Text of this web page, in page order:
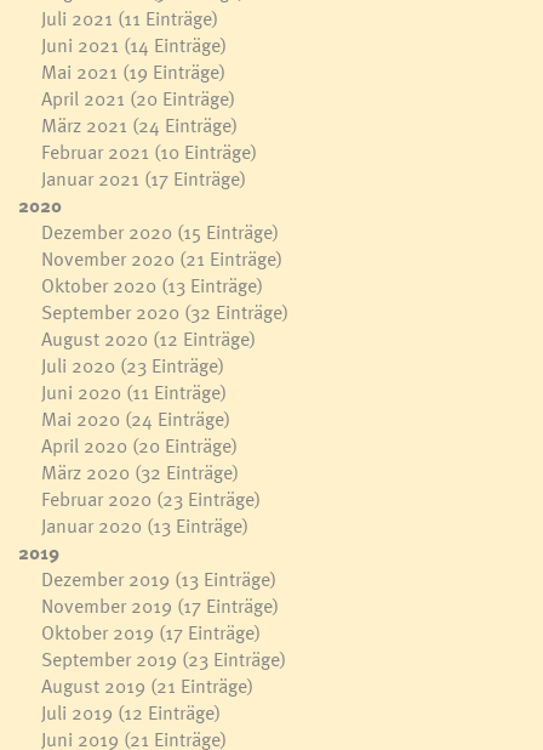
Juli 2021 (11 Einträge)
Juni 2021 (14 Einträge)
Mai 2021 (19 Einträge)
April 2021 (20 Einträge)
März 2021 (24 Einträge)
Februar 2021 (10 Einträge)
Januar 2021 (17 Einträge)
2020
Dezember 2020 (15 Einträge)
November 2020 (21 Einträge)
Oktober 2020 (13 Einträge)
September 2020 (32 Einträge)
August 2020 (12 Einträge)
Juli 2020 (23 Einträge)
Juni 2020 (11 Einträge)
Mai 2020 (24 Einträge)
April 2020 (20 Einträge)
März 2020 (32 Einträge)
Februar 2020 (23 Einträge)
Januar 2020 (13 Einträge)
2019
Dezember 2019 (13 Einträge)
November 2019 (17 Einträge)
Oktober 2019 (17 Einträge)
September 2019 (23 Einträge)
August 2019 (21 Einträge)
Juli 2019 (12 Einträge)
Juni 2019 (21 Einträge)